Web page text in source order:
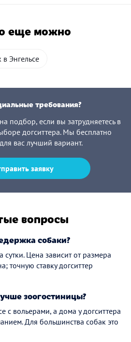
еще можно
Энгельсе
требования?
подбор, если вы затрудняетесь в
догситтера. Мы бесплатно
вас лучший вариант.
заявку
вопросы
собаки?
Цена зависит от размера
точную ставку догситтер
зоогостиницы?
с вольерами, а дома у догситтера
Для большинства собак это